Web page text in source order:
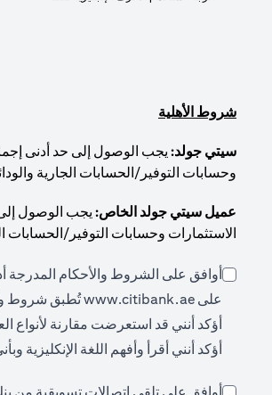
شروط الأهلية
سيتي جولد:
وحسابات التوفير/الحسابات الجارية
عميل سيتي جولد الخاص:
الاستثمارات وحسابات التوفير/الحسابات
أوافق على الشروط والأحكام المدرجة
على www.citibank.ae
(opens in a new tab)تُطبق شروط
أؤكد أنني قد استعرضت مقارنة لأنواع
أؤكد أنني أقرأ وأفهم اللغة الإنكليزية